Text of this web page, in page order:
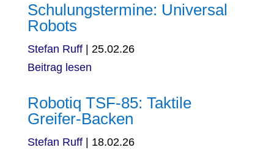
Schulungstermine: Universal
Robots
Stefan Ruff
25.02.26
Beitrag lesen
Robotiq TSF-85: Taktile
Greifer-Backen
Stefan Ruff
18.02.26